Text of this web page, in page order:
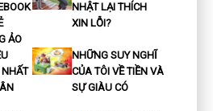
ẢO
NHẬT LẠI THÍCH
XIN LỖI?
NHẤT
NHỮNG SUY NGHĨ
CỦA TÔI VỀ TIỀN VÀ
SỰ GIÀU CÓ